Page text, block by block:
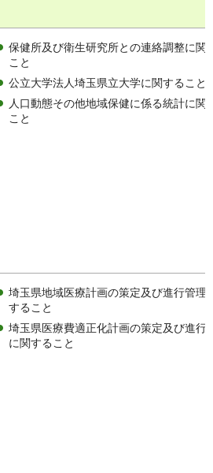
保健所及び衛生研究所との連絡調整に関
こと
公立大学法人埼玉県立大学に関すること
人口動態その他地域保健に係る統計に関
こと
埼玉県地域医療計画の策定及び進行管理
すること
埼玉県医療費適正化計画の策定及び進行
に関すること